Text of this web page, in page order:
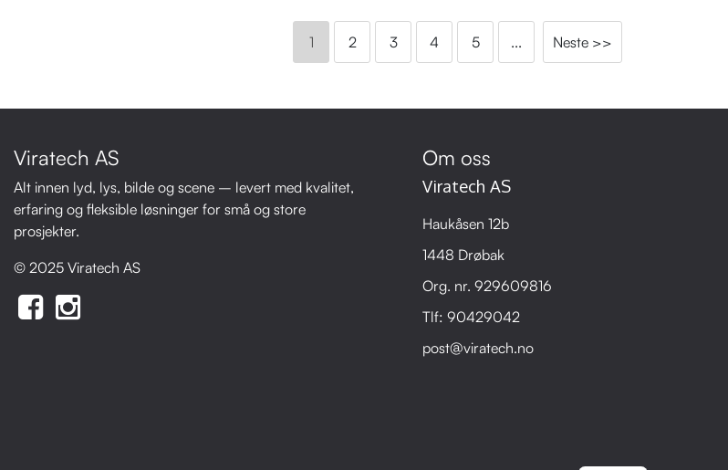
1 2 3 4 5 ... Neste >>
Viratech AS
Alt innen lyd, lys, bilde og scene – levert med kvalitet,
erfaring og fleksible løsninger for små og store
prosjekter.
© 2025 Viratech AS
Om oss
Viratech AS
Haukåsen 12b
1448 Drøbak
Org. nr. 929609816
Tlf: 90429042
post@viratech.no